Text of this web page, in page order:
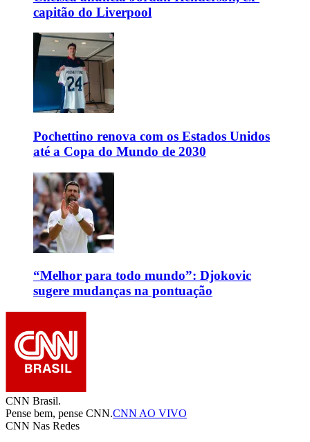
capitão do Liverpool
Pochettino renova com os Estados Unidos
até a Copa do Mundo de 2030
“Melhor para todo mundo”: Djokovic
sugere mudanças na pontuação
CNN Brasil.
Pense bem, pense CNN.CNN AO VIVO
CNN Nas Redes